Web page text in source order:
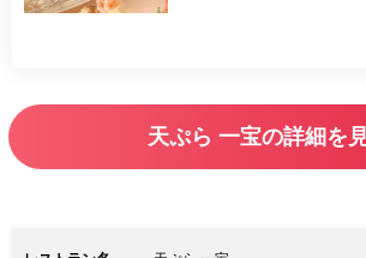
食材は日本各地より
の上方風の天ぷらをお
天ぷら 一宝の詳細を